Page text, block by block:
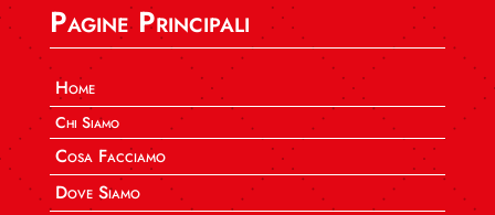
Pagine Principali
Home
Chi Siamo
Cosa Facciamo
Dove Siamo